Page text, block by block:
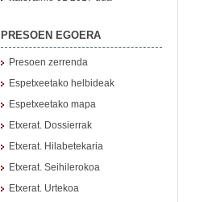
PRESOEN EGOERA
Presoen zerrenda
Espetxeetako helbideak
Espetxeetako mapa
Etxerat. Dossierrak
Etxerat. Hilabetekaria
Etxerat. Seihilerokoa
Etxerat. Urtekoa